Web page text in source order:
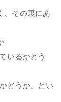
、その裏にあ
いるかどう
どうか、とい